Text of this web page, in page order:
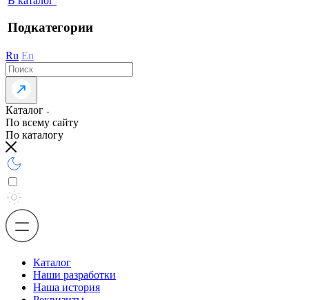
Подкатегории
Ru En
Каталог
По всему сайту
По каталогу
Каталог
Наши разработки
Наша история